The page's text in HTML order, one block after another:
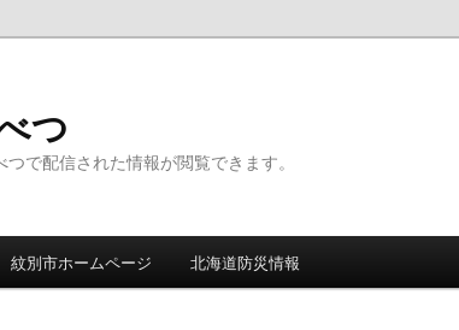
つ
で配信された情報が閲覧できます。
紋別市ホームページ 北海道防災情報